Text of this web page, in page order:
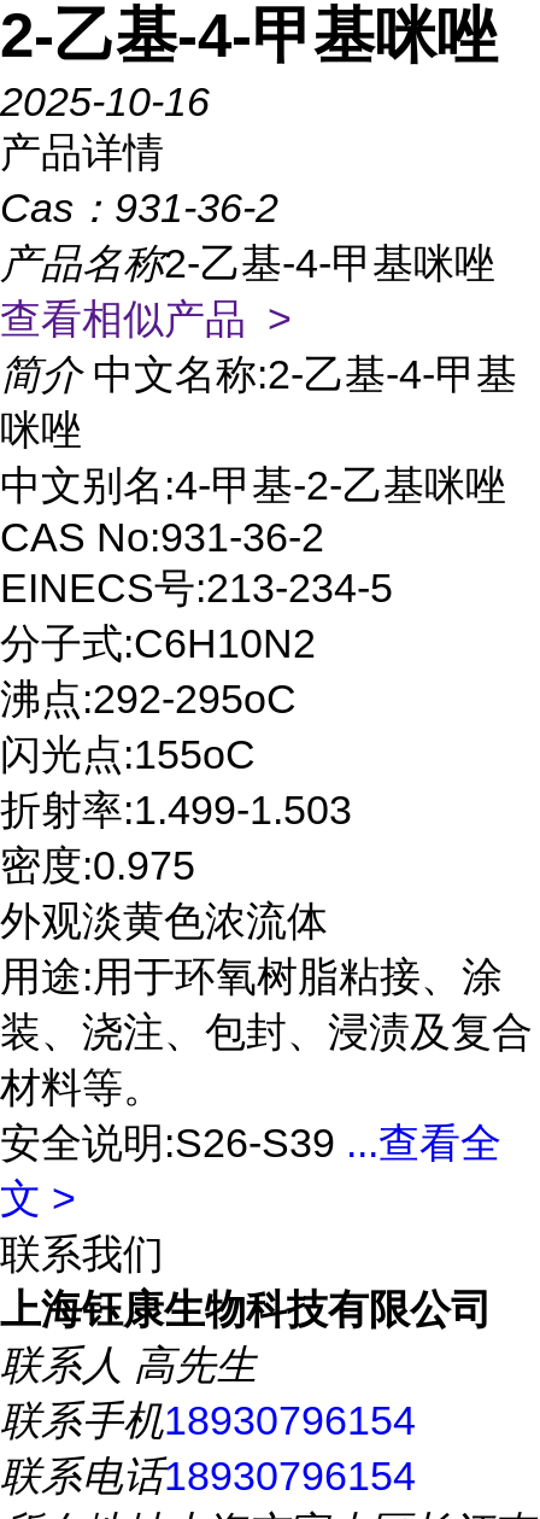
2-乙基-4-甲基咪唑
2025-10-16
产品详情
Cas： 931-36-2
产品名称2-乙基-4-甲基咪唑
查看相似产品 >
简介 中文名称:2-乙基-4-甲基
咪唑
中文别名:4-甲基-2-乙基咪唑
CAS No:931-36-2
EINECS号:213-234-5
分子式:C6H10N2
沸点:292-295oC
闪光点:155oC
折射率:1.499-1.503
密度:0.975
外观淡黄色浓流体
用途:用于环氧树脂粘接、涂
装、浇注、包封、浸渍及复合
材料等。
安全说明:S26-S39 ...查看全
文 >
联系我们
上海钰康生物科技有限公司
联系人 高先生
联系手机18930796154
联系电话18930796154